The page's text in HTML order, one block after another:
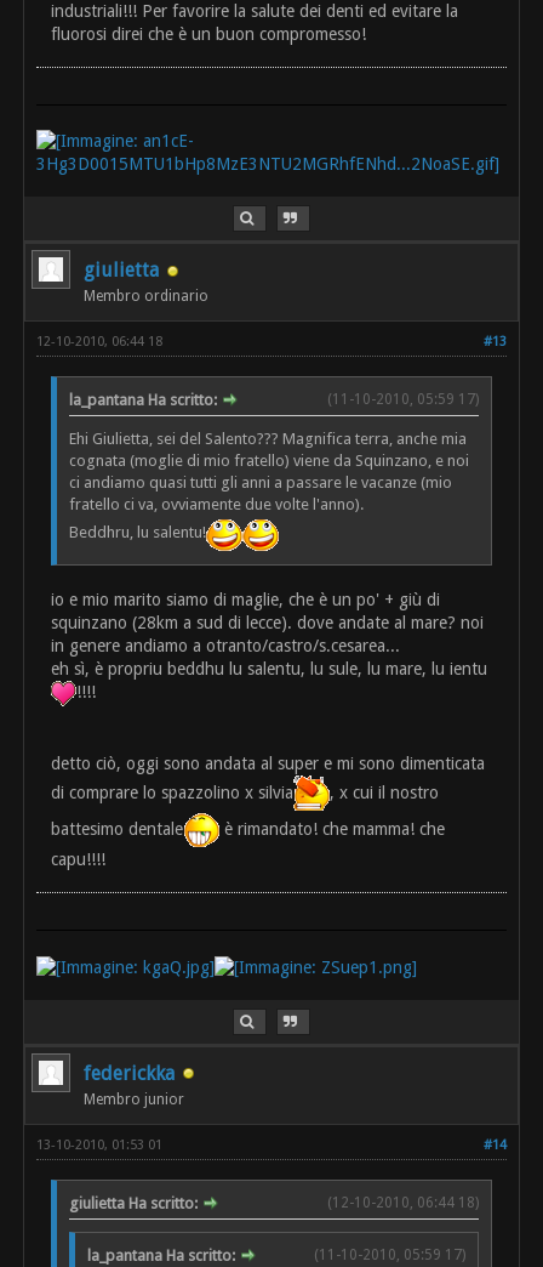
industriali!!! Per favorire la salute dei denti ed evitare la
fluorosi direi che è un buon compromesso!
giulietta
Membro ordinario
#13
12-10-2010, 06:44 18
(11-10-2010, 05:59 17)
la_pantana Ha scritto:
Ehi Giulietta, sei del Salento??? Magnifica terra, anche mia
cognata (moglie di mio fratello) viene da Squinzano, e noi
ci andiamo quasi tutti gli anni a passare le vacanze (mio
fratello ci va, ovviamente due volte l'anno).
Beddhru, lu salentu!
io e mio marito siamo di maglie, che è un po' + giù di
squinzano (28km a sud di lecce). dove andate al mare? noi
in genere andiamo a otranto/castro/s.cesarea...
eh sì, è propriu beddhu lu salentu, lu sule, lu mare, lu ientu
!!!!
detto ciò, oggi sono andata al super e mi sono dimenticata
di comprare lo spazzolino x silvia
, x cui il nostro
battesimo dentale
è rimandato! che mamma! che
capu!!!!
federickka
Membro junior
#14
13-10-2010, 01:53 01
(12-10-2010, 06:44 18)
giulietta Ha scritto:
(11-10-2010, 05:59 17)
la_pantana Ha scritto: